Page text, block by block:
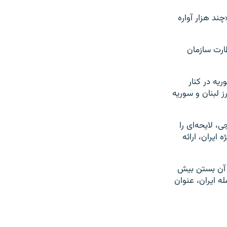
هزار آواره
سازمان
در کنار
لبنان و سوریه
لایحه‌ای را
ارائه
آن بستن بیش
ایران، عنوان